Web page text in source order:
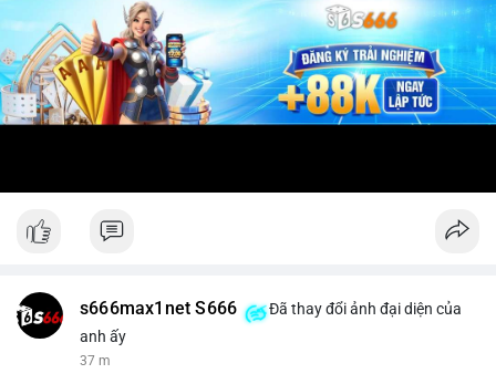
s666max1net S666
Đã thay đổi ảnh đại diện của
anh ấy
37 m